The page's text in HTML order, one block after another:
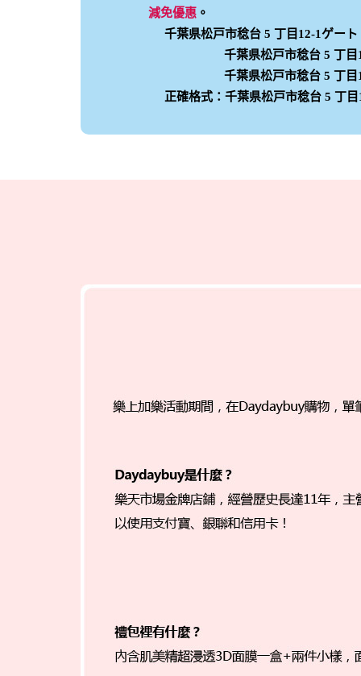
減免優惠 。
千葉県松戸市稔台 5 丁目12-1ゲー
千葉県松戸市稔台 5 丁
千葉県松戸市稔台 5 丁
正確格式：千葉県松戸市稔台 5 丁